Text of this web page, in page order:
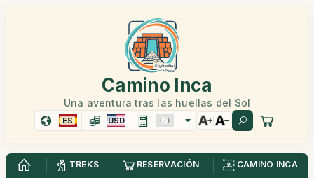
Camino Inca
Una aventura tras las huellas del Sol
ES USD
TREKS RESERVACIÓN
CAMINO INCA